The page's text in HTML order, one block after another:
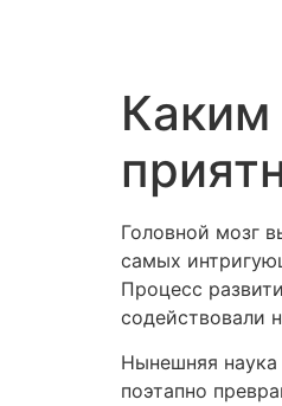
Каким
Головной мозг
самых
Процесс
содействовали
Нынешняя наука
поэтапно